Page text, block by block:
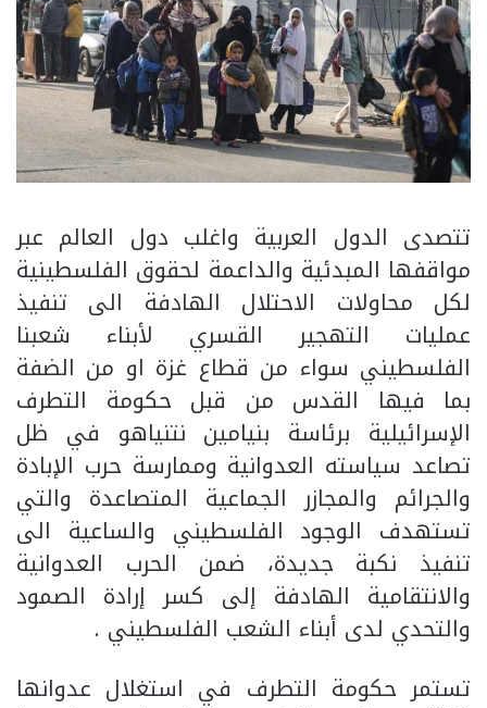
تتصدى الدول العربية واغلب دول العالم عبر
مواقفها المبدئية والداعمة لحقوق الفلسطينية
لكل محاولات الاحتلال الهادفة الى تنفيذ
عمليات التهجير القسري لأبناء شعبنا
الفلسطيني سواء من قطاع غزة او من الضفة
بما فيها القدس من قبل حكومة التطرف
الإسرائيلية برئاسة بنيامين نتنياهو في ظل
تصاعد سياسته العدوانية وممارسة حرب الإبادة
والجرائم والمجازر الجماعية المتصاعدة والتي
تستهدف الوجود الفلسطيني والساعية الى
تنفيذ نكبة جديدة، ضمن الحرب العدوانية
والانتقامية الهادفة إلى كسر إرادة الصمود
والتحدي لدى أبناء الشعب الفلسطيني .
تستمر حكومة التطرف في استغلال عدوانها